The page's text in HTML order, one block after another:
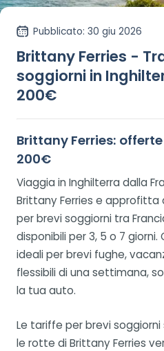
Pubblicato: 30 giu 2026
Brittany Ferries -
soggiorni in
200€
Brittany Ferries:
200€
Viaggia in Inghilterra dalla
Brittany Ferries e
per brevi soggiorni tra
disponibili per 3, 5 o 7
ideali per brevi fughe,
flessibili di una settimana,
la tua auto.
Le tariffe per brevi
le rotte di Brittany Ferries